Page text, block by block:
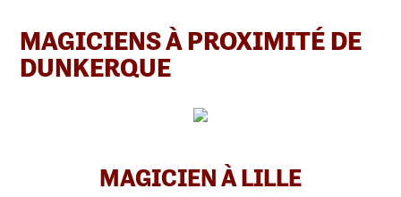
MAGICIENS À PROXIMITÉ DE
DUNKERQUE
MAGICIEN À LILLE